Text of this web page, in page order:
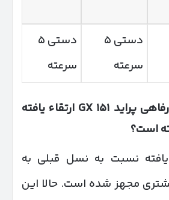
دستی ۵
سرعته
دستی ۵
سرعته
پراید ۱۵۱
ارتقاء یافته
است؟
ارتقاء یافته نسبت به نسل قبلی به
مجهز شده است. حالا این